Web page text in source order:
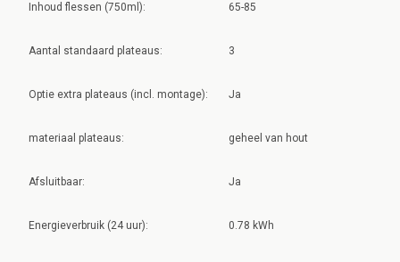
Inhoud flessen (750ml): 65-85
Aantal standaard plateaus: 3
Optie extra plateaus (incl. montage): Ja
materiaal plateaus: geheel van hout
Afsluitbaar: Ja
Energieverbruik (24 uur): 0.78 kWh